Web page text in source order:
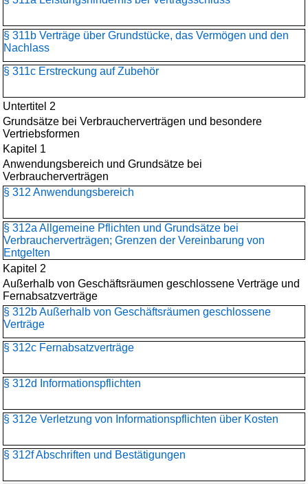
§ 311b Verträge über Grundstücke, das Vermögen und den
Nachlass
§ 311c Erstreckung auf Zubehör
Untertitel 2
Grundsätze bei Verbraucherverträgen und besondere
Vertriebsformen
Kapitel 1
Anwendungsbereich und Grundsätze bei
Verbraucherverträgen
§ 312 Anwendungsbereich
§ 312a Allgemeine Pflichten und Grundsätze bei
Verbraucherverträgen; Grenzen der Vereinbarung von
Entgelten
Kapitel 2
Außerhalb von Geschäftsräumen geschlossene Verträge und
Fernabsatzverträge
§ 312b Außerhalb von Geschäftsräumen geschlossene
Verträge
§ 312c Fernabsatzverträge
§ 312d Informationspflichten
§ 312e Verletzung von Informationspflichten über Kosten
§ 312f Abschriften und Bestätigungen